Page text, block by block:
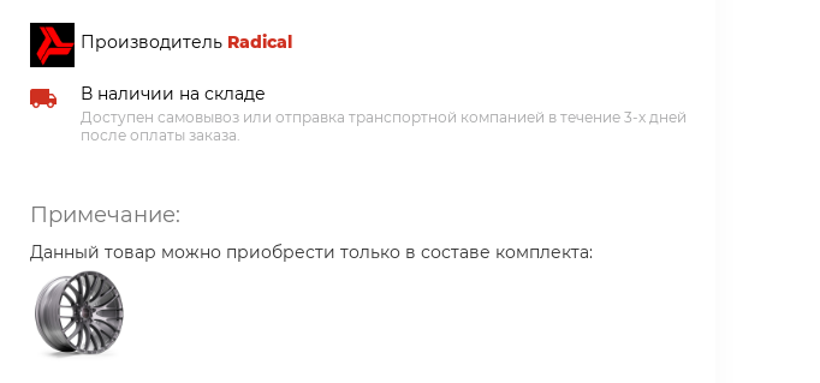
Производитель Radical
В наличии на складе
Доступен самовывоз или отправка транспортной компанией в течение 3-х дней
после оплаты заказа.
Примечание:
Данный товар можно приобрести только в составе комплекта: